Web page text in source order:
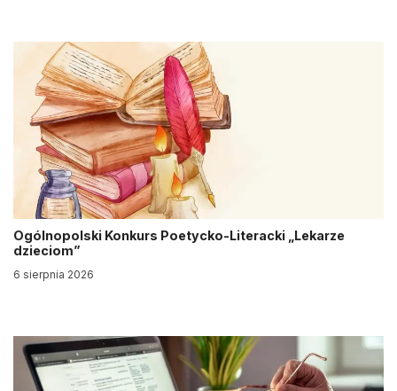
Ogólnopolski Konkurs Poetycko-Literacki „Lekarze
dzieciom”
6 sierpnia 2026